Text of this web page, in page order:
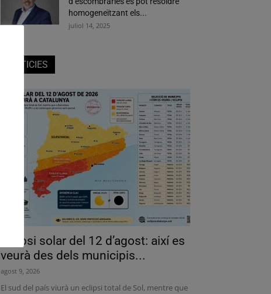
homogeneïtzant els...
juliol 14, 2025
NOTICIES
Eclipsi solar del 12 d’agost: així es
veurà des dels municipis...
agost 9, 2026
El sud del país viurà un eclipsi total de Sol, mentre que